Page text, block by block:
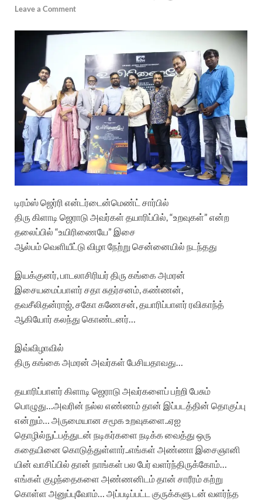
Leave a Comment
டிரம்ஸ் ஜெர்ரி என்டர்டைன்மெண்ட் சார்பில்
திரு கிளாடி ஜெராடு அவர்கள் தயாரிப்பில், “உறவுகள்” என்ற
தலைப்பில் “உயிரிணையே” இசை
ஆல்பம் வெளியீட்டு விழா நேற்று சென்னையில் நடந்தது
இயக்குனர், பாடலாசிரியர் திரு கங்கை அமரன்
இசையமைப்பாளர் சதா சுதர்சனம், கண்ணன்,
தவசீலிதன்ராஜ், சகோ கணேசன், தயாரிப்பாளர் ரவிகாந்த்
ஆகியோர் கலந்து கொண்டனர்…
இவ்விழாவில்
திரு கங்கை அமரன் அவர்கள் பேசியதாவது…
தயாரிப்பாளர் கிளாடி ஜெராடு அவர்களைப் பற்றி பேசும்
பொழுது…அவரின் நல்ல எண்ணம் தான் இப்படத்தின் தொகுப்பு
என்றும்… அருமையான சமூக உறவுகளை..ஏஐ
தொழில்நுட்பத்துடன் நடிகர்களை நடிக்க வைத்து ஒரு
கதையினை கொடுத்துள்ளார்..எங்கள் அண்ணா இசைஞானி
யின் வாசிப்பில் தான் நாங்கள் பல பேர் வளர்ந்திருக்கோம்…
எங்கள் குழந்தைகளை அண்ணனிடம் தான் சாரீரம் கற்று
கொள்ள அனுப்புவோம்… அப்படிப்பட்ட குருக்களு டன் வளர்ந்த